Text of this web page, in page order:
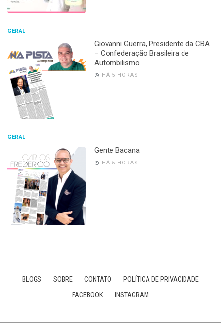
GERAL
Giovanni Guerra, Presidente da CBA
– Confederação Brasileira de
Autombilismo
HÁ 5 HORAS
GERAL
Gente Bacana
HÁ 5 HORAS
BLOGS SOBRE CONTATO
POLÍTICA DE PRIVACIDADE
FACEBOOK
INSTAGRAM